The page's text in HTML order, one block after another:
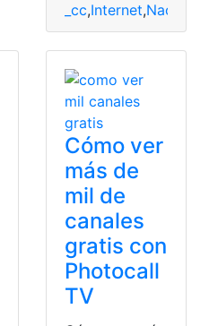
_cc,Internet,Nacional
Cómo ver
más de
mil de
canales
gratis con
Photocall
TV